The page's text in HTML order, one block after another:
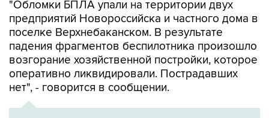
поселке Верхнебаканском. В результате
падения фрагментов беспилотника произошло
возгорание хозяйственной постройки, которое
оперативно ликвидировали. Пострадавших
нет", - говорится в сообщении.
ХРОНИКА